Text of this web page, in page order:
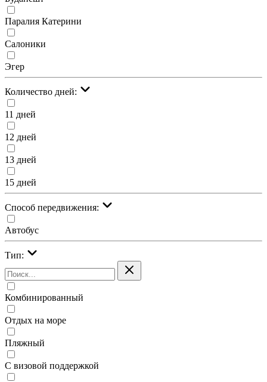
Паралия Катерини
Салоники
Эгер
Количество дней:
11 дней
12 дней
13 дней
15 дней
Cпособ передвижения:
Автобус
Тип:
Комбинированный
Отдых на море
Пляжный
С визовой поддержкой